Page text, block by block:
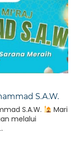
S.A.W.
S.A.W.
Mari
melalui